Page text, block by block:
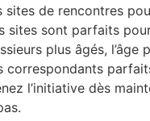
sites de rencontres
sites sont parfaits
plus âgés,
correspondants
l’initiative dès